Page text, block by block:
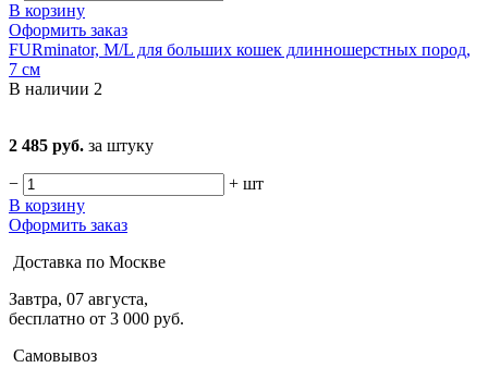
В корзину
Оформить заказ
FURminator, M/L для больших кошек длинношерстных пород,
7 см
В наличии 2
2 485 руб. за штуку
− + шт
В корзину
Оформить заказ
Доставка по Москве
Завтра, 07 августа,
бесплатно от 3 000 руб.
Самовывоз